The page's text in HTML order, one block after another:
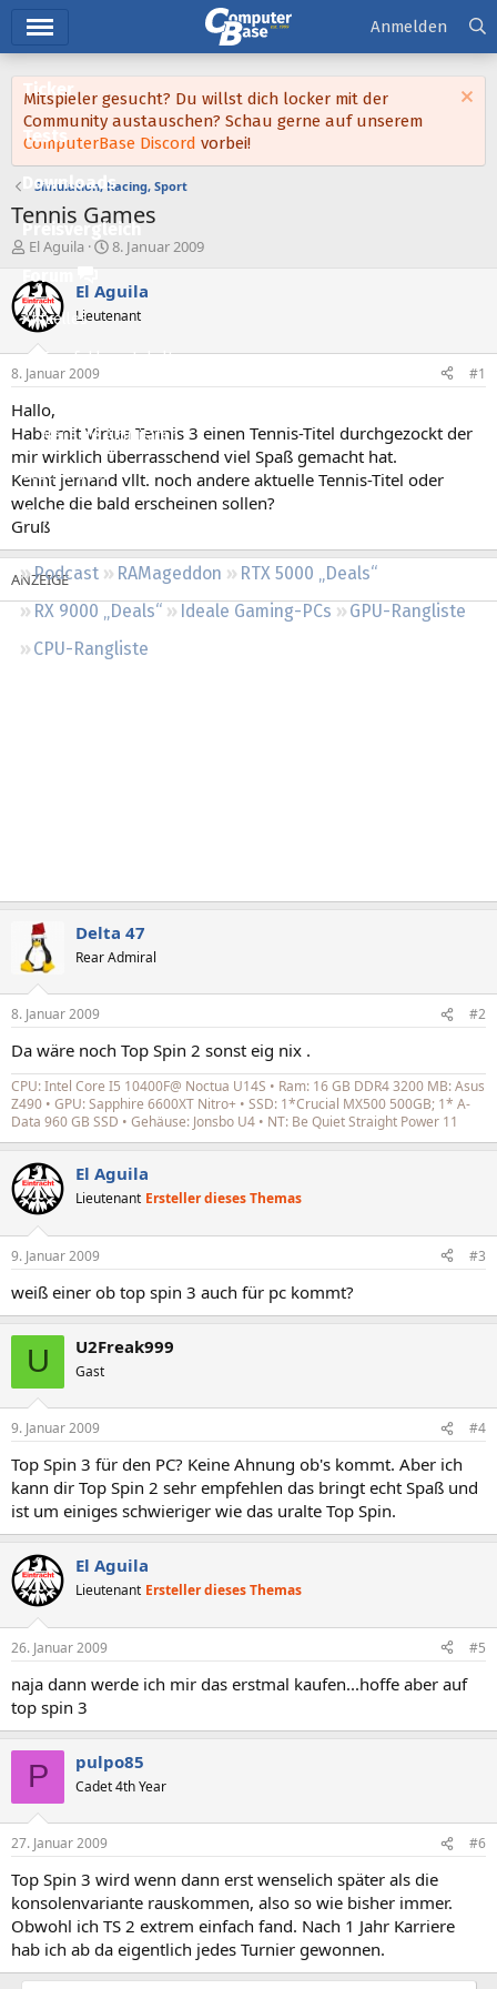
Ticker
Tests
Downloads
Preisvergleich
Forum
Aktuelles
Empfohlene Inhalte
Neueste Aktivitäten
Leserartikel
Regeln
Podcast RAMageddon
RTX 5000 „Deals“
RX 9000 „Deals“
Ideale Gaming-PCs
GPU-Rangliste
CPU-Rangliste
Anmelden
Mitspieler gesucht? Du willst dich locker mit der
Community austauschen? Schau gerne auf unserem
ComputerBase Discord vorbei!
Simulation, Racing, Sport
Tennis Games
E
r
s
t
e
e
r
El Aguila
E
s
t
e
t
8. Januar 2009
El Aguila
Lieutenant
8. Januar 2009 #1
Hallo,
Habe mit Virtua Tennis 3 einen Tennis-Titel durchgezockt der
mir wirklich überrasschend viel Spaß gemacht hat.
Kennt jemand vllt. noch andere aktuelle Tennis-Titel oder
welche die bald erscheinen sollen?
Gruß
Delta 47
Rear Admiral
8. Januar 2009 #2
Da wäre noch Top Spin 2 sonst eig nix .
CPU: Intel Core I5 10400F@ Noctua U14S • Ram: 16 GB DDR4 3200 MB: Asus
Z490 • GPU: Sapphire 6600XT Nitro+ • SSD: 1*Crucial MX500 500GB; 1* A-
Data 960 GB SSD • Gehäuse: Jonsbo U4 • NT: Be Quiet Straight Power 11
El Aguila
Lieutenant Ersteller dieses Themas
9. Januar 2009 #3
weiß einer ob top spin 3 auch für pc kommt?
U U2Freak999
Gast
9. Januar 2009 #4
Top Spin 3 für den PC? Keine Ahnung ob's kommt. Aber ich
kann dir Top Spin 2 sehr empfehlen das bringt echt Spaß und
ist um einiges schwieriger wie das uralte Top Spin.
El Aguila
Lieutenant Ersteller dieses Themas
26. Januar 2009 #5
naja dann werde ich mir das erstmal kaufen...hoffe aber auf
top spin 3
P pulpo85
Cadet 4th Year
27. Januar 2009 #6
Top Spin 3 wird wenn dann erst wenselich später als die
konsolenvariante rauskommen, also so wie bisher immer.
Obwohl ich TS 2 extrem einfach fand. Nach 1 Jahr Karriere
hab ich ab da eigentlich jedes Turnier gewonnen.